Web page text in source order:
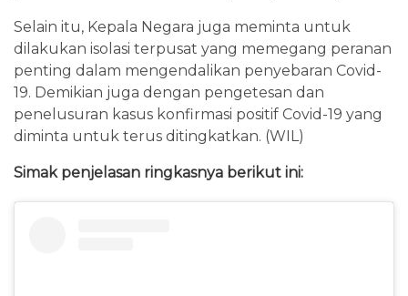
Selain itu, Kepala Negara juga meminta untuk
dilakukan isolasi terpusat yang memegang peranan
penting dalam mengendalikan penyebaran Covid-
19. Demikian juga dengan pengetesan dan
penelusuran kasus konfirmasi positif Covid-19 yang
diminta untuk terus ditingkatkan. (WIL)
Simak penjelasan ringkasnya berikut ini: